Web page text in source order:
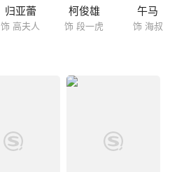
归亚蕾
饰 高夫人
柯俊雄
饰 段一虎
午马
饰 海叔